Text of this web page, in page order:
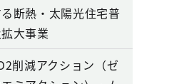
断熱・太陽光住宅普
大事業
削減アクション（ゼ